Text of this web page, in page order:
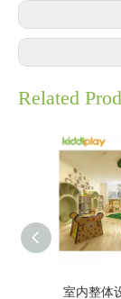
Related
室内整体